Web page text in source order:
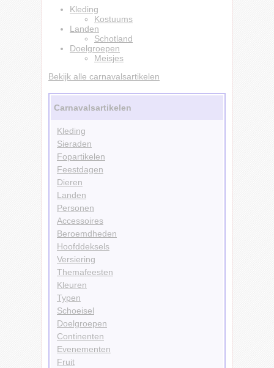
Kleding
Kostuums
Landen
Schotland
Doelgroepen
Meisjes
Bekijk alle carnavalsartikelen
Carnavalsartikelen
Kleding
Sieraden
Fopartikelen
Feestdagen
Dieren
Landen
Personen
Accessoires
Beroemdheden
Hoofddeksels
Versiering
Themafeesten
Kleuren
Typen
Schoeisel
Doelgroepen
Continenten
Evenementen
Fruit